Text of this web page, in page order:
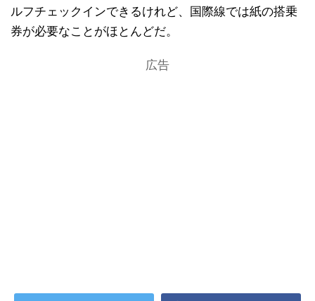
ルフチェックインできるけれど、国際線では紙の搭乗
券が必要なことがほとんどだ。
広告